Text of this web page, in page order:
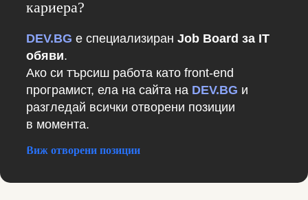
кариера?
DEV.BG е специализиран Job Board за IT
обяви.
Ако си търсиш работа като front-end
програмист, ела на сайта на DEV.BG и
разгледай всички отворени позиции
в момента.
Виж отворени позиции